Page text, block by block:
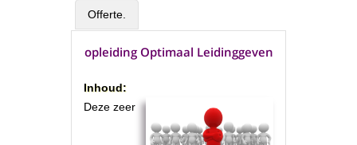
Offerte.
opleiding Optimaal Leidinggeven
Inhoud:
Deze zeer